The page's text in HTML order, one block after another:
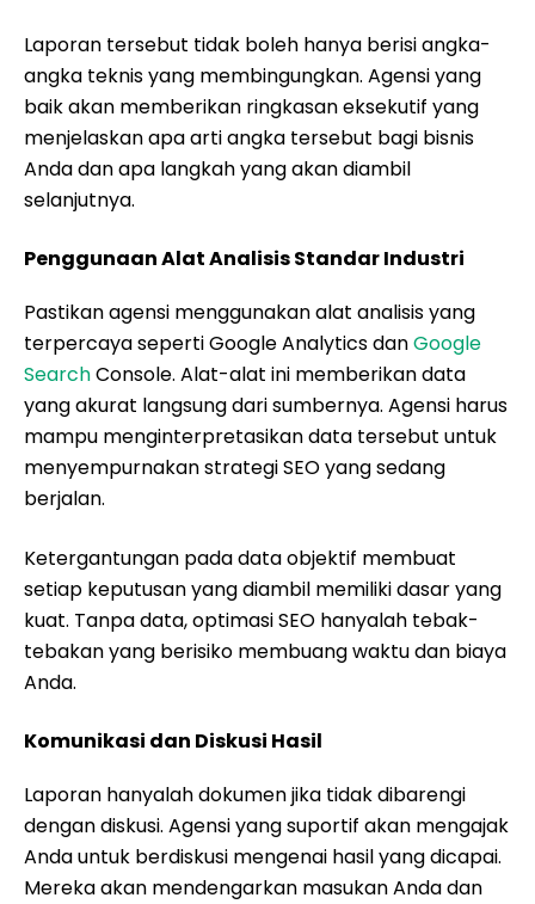
Laporan tersebut tidak boleh hanya berisi angka-
angka teknis yang membingungkan. Agensi yang
baik akan memberikan ringkasan eksekutif yang
menjelaskan apa arti angka tersebut bagi bisnis
Anda dan apa langkah yang akan diambil
selanjutnya.
Penggunaan Alat Analisis Standar Industri
Pastikan agensi menggunakan alat analisis yang
terpercaya seperti Google Analytics danGoogle
SearchConsole. Alat-alat ini memberikan data
yang akurat langsung dari sumbernya. Agensi harus
mampu menginterpretasikan data tersebut untuk
menyempurnakan strategi SEO yang sedang
berjalan.
Ketergantungan pada data objektif membuat
setiap keputusan yang diambil memiliki dasar yang
kuat. Tanpa data, optimasi SEO hanyalah tebak-
tebakan yang berisiko membuang waktu dan biaya
Anda.
Komunikasi dan Diskusi Hasil
Laporan hanyalah dokumen jika tidak dibarengi
dengan diskusi. Agensi yang suportif akan mengajak
Anda untuk berdiskusi mengenai hasil yang dicapai.
Mereka akan mendengarkan masukan Anda dan